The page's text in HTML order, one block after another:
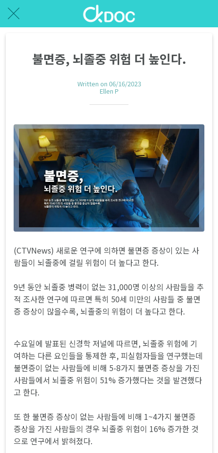
불면증, 뇌졸중 위험 더 높인다.
Written on 06/16/2023
Ellen P
(CTVNews) 새로운 연구에 의하면 불면증 증상이 있는 사
람들이 뇌졸중에 걸릴 위험이 더 높다고 한다.
9년 동안 뇌졸중 병력이 없는 31,000명 이상의 사람들을 추
적 조사한 연구에 따르면 특히 50세 미만의 사람들 중 불면
증 증상이 많을수록, 뇌졸중의 위험이 더 높다고 한다.
수요일에 발표된 신경학 저널에 따르면, 뇌졸중 위험에 기
여하는 다른 요인들을 통제한 후, 피실험자들을 연구했는데
불면증이 없는 사람들에 비해 5-8가지 불면증 증상을 가진
사람들에서 뇌졸중 위험이 51% 증가했다는 것을 발견했다
고 한다.
또 한 불면증 증상이 없는 사람들에 비해 1~4가지 불면증
증상을 가진 사람들의 경우 뇌졸중 위험이 16% 증가한 것
으로 연구에서 밝혀졌다.